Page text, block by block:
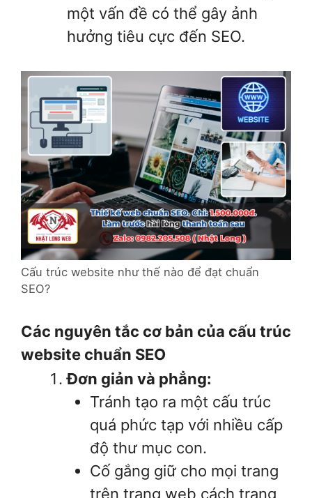
một vấn đề có thể gây ảnh
hưởng tiêu cực đến SEO.
Cấu trúc website như thế nào để đạt chuẩn
SEO?
Các nguyên tắc cơ bản của cấu trúc
website chuẩn SEO
Đơn giản và phẳng:
Tránh tạo ra một cấu trúc
quá phức tạp với nhiều cấp
độ thư mục con.
Cố gắng giữ cho mọi trang
trên trang web cách trang